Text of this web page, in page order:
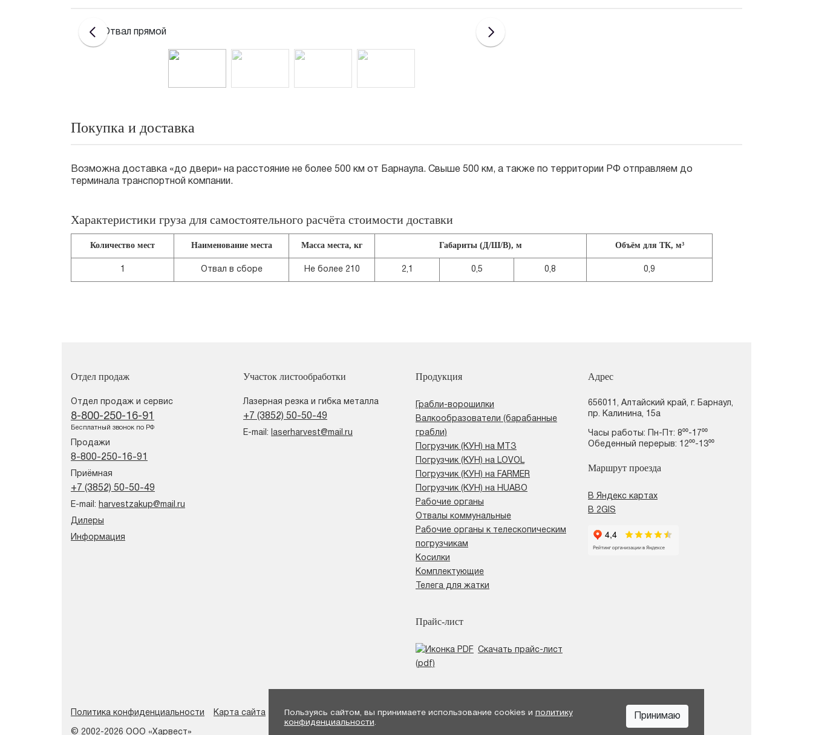
Покупка и доставка
Возможна доставка «до двери» на расстояние не более 500 км от Барнаула. Свыше 500 км, а также по территории РФ отправляем до
терминала транспортной компании.
Характеристики груза для самостоятельного расчёта стоимости доставки
Количество мест Наименование места Масса места, кг Габариты (Д/Ш/В), м Объём для ТК, м³
1 Отвал в сборе Не более 210 2,1 0,5 0,8 0,9
Отдел продаж
Отдел продаж и сервис
8-800-250-16-91
Бесплатный звонок по РФ
Продажи
8-800-250-16-91
Приёмная
+7 (3852) 50-50-49
E-mail: harvestzakup@mail.ru
Дилеры
Информация
Участок листообработки
Лазерная резка и гибка металла
+7 (3852) 50-50-49
E-mail: laserharvest@mail.ru
Продукция
Грабли-ворошилки
Валкообразователи (барабанные
грабли)
Погрузчик (КУН) на МТЗ
Погрузчик (КУН) на LOVOL
Погрузчик (КУН) на FARMER
Погрузчик (КУН) на HUABO
Рабочие органы
Отвалы коммунальные
Рабочие органы к телескопическим
погрузчикам
Косилки
Комплектующие
Телега для жатки
Прайс-лист
Скачать прайс-лист
(pdf)
Адрес
656011, Алтайский край, г. Барнаул,
пр. Калинина, 15а
Часы работы: Пн-Пт: 8⁰⁰-17⁰⁰
Обеденный перерыв: 12⁰⁰-13⁰⁰
Маршрут проезда
В Яндекс картах
В 2GIS
Политика конфиденциальности Карта сайта
© 2002-2026 ООО «Харвест»
Пользуясь сайтом, вы принимаете использование cookies и политику
конфиденциальности.
Принимаю